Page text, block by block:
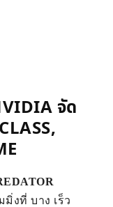
จัด
งที่ บาง เร็ว